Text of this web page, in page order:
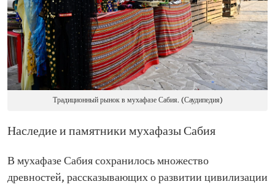
Традиционный рынок в мухафазе Сабия. (Саудипедия)
Наследие и памятники мухафазы Сабия
В мухафазе Сабия сохранилось множество
древностей, рассказывающих о развитии цивилизации